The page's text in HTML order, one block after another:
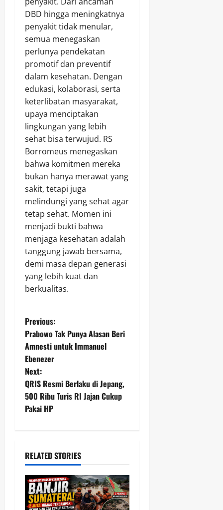
DBD hingga meningkatnya
penyakit tidak menular,
semua menegaskan
perlunya pendekatan
promotif dan preventif
dalam kesehatan. Dengan
edukasi, kolaborasi, serta
keterlibatan masyarakat,
upaya menciptakan
lingkungan yang lebih
sehat bisa terwujud. RS
Borromeus menegaskan
bahwa komitmen mereka
bukan hanya merawat yang
sakit, tetapi juga
melindungi yang sehat agar
tetap sehat. Momen ini
menjadi bukti bahwa
menjaga kesehatan adalah
tanggung jawab bersama,
demi masa depan generasi
yang lebih kuat dan
berkualitas.
P
o
s
t
n
v
i
g
Previous:
Prabowo Tak Punya Alasan Beri
Amnesti untuk Immanuel
Ebenezer
Next:
QRIS Resmi Berlaku di Jepang,
500 Ribu Turis RI Jajan Cukup
Pakai HP
RELATED STORIES